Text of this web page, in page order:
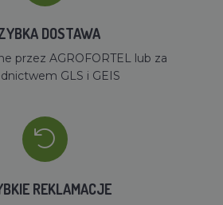
DOSTAWA
przez AGROFORTEL lub za
GLS i GEIS
REKLAMACJE